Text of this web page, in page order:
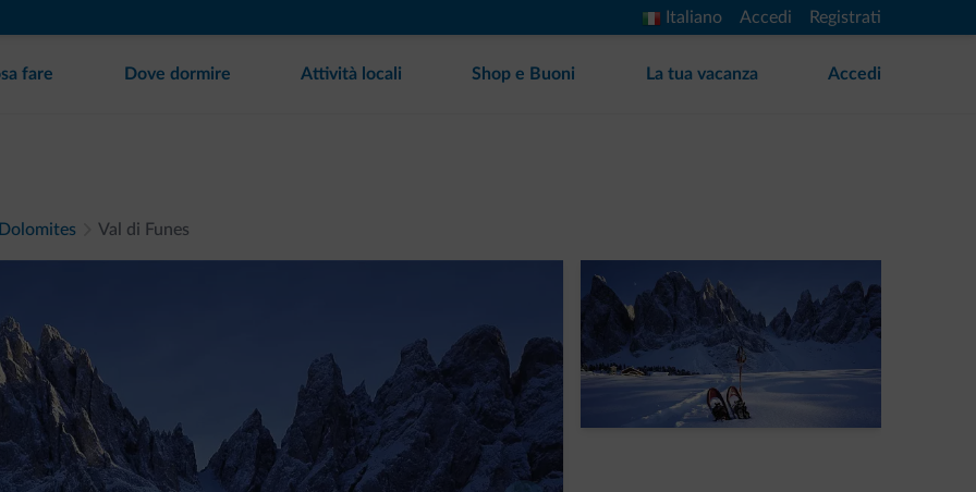
Italiano Accedi Registrati
fare Dove dormire Attività locali Shop e Buoni La tua vacanza Accedi
Val di Funes